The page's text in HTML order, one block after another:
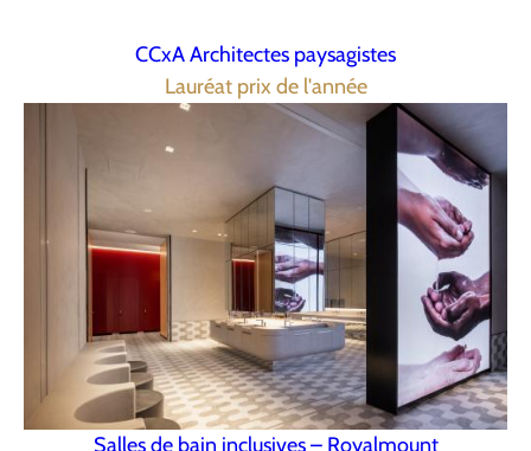
CCxA Architectes paysagistes
Lauréat prix de l'année
Salles de bain inclusives – Royalmount